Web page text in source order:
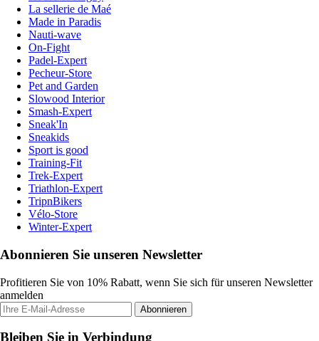
La sellerie de Maé
Made in Paradis
Nauti-wave
On-Fight
Padel-Expert
Pecheur-Store
Pet and Garden
Slowood Interior
Smash-Expert
Sneak'In
Sneakids
Sport is good
Training-Fit
Trek-Expert
Triathlon-Expert
TripnBikers
Vélo-Store
Winter-Expert
Abonnieren Sie unseren Newsletter
Profitieren Sie von 10% Rabatt, wenn Sie sich für unseren Newsletter
anmelden
Abonnieren
Bleiben Sie in Verbindung